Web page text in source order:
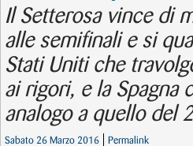
Il Setterosa vince di
alle semifinali e si
Stati Uniti che
ai rigori, e la Spagna
analogo a quello del
Sabato 26 Marzo 2016 Permalink